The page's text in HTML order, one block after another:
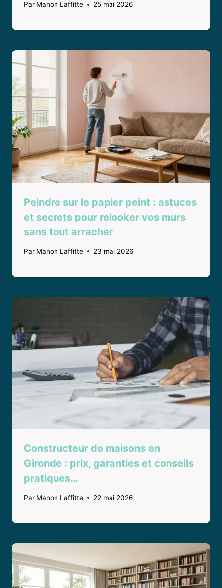
Par Manon Laffitte 25 mai 2026
Peindre sur le papier peint : astuces
et secrets pour relooker vos murs
sans tout arracher
Par Manon Laffitte 23 mai 2026
Constructeur de maisons en
Gironde : prix, garanties et conseils
pratiques…
Par Manon Laffitte 22 mai 2026